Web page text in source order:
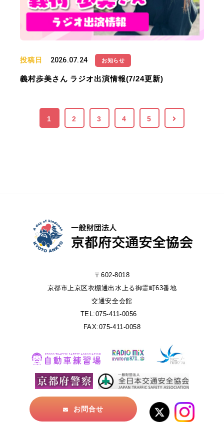
投稿日 2026.07.24 お知らせ
義村歩美さん ラジオ出演情報(7/24更新)
1 2 3 4 5
〒602-8018
京都市上京区衣棚通出水上る御霊町63番地
交通安全会館
TEL:075-411-0056
FAX:075-411-0058
お問合せ